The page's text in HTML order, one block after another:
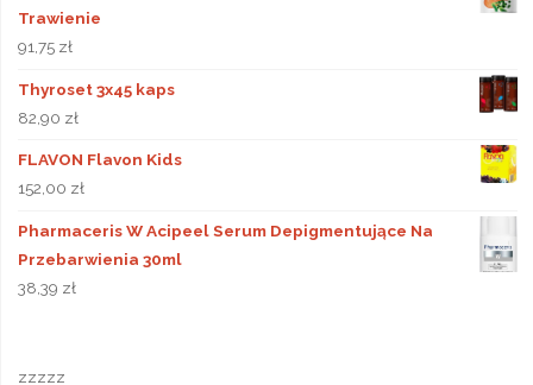
Trawienie
91,75 zł
Thyroset 3x45 kaps
82,90 zł
FLAVON Flavon Kids
152,00 zł
Pharmaceris W Acipeel Serum Depigmentujące Na
Przebarwienia 30ml
38,39 zł
zzzzz